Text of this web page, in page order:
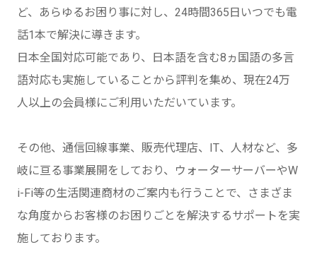
ど、あらゆるお困り事に対し、24時間365日いつでも電
話1本で解決に導きます。
日本全国対応可能であり、日本語を含む8ヵ国語の多言
語対応も実施していることから評判を集め、現在24万
人以上の会員様にご利用いただいています。
その他、通信回線事業、販売代理店、IT、人材など、多
岐に亘る事業展開をしており、ウォーターサーバーやW
i-Fi等の生活関連商材のご案内も行うことで、さまざま
な角度からお客様のお困りごとを解決するサポートを実
施しております。